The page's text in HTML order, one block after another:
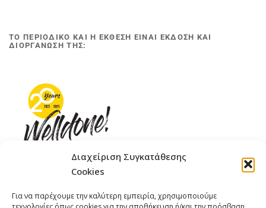
Διαχείριση Συγκατάθεσης
Cookies
Για να παρέχουμε την καλύτερη εμπειρία, χρησιμοποιούμε
ΤΟ ΠΕΡΙΟΔΙΚΟ ΚΑΙ Η ΕΚΘΕΣΗ ΕΙΝΑΙ ΕΚΔΟΣΗ ΚΑΙ
ΔΙΟΡΓΑΝΩΣΗ ΤΗΣ:
ΤΗΛΕΦΩΝΟ: +30 211 4021758